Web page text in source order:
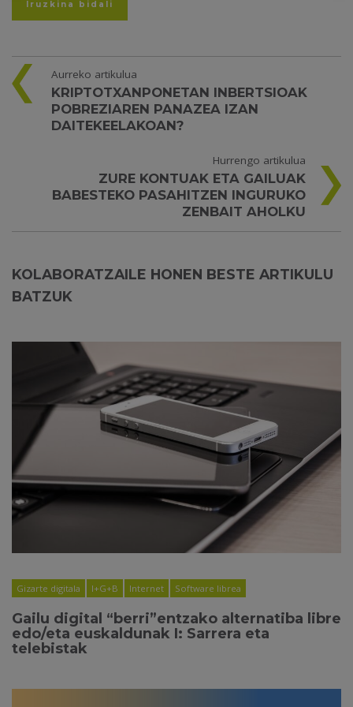
Aurreko artikulua
KRIPTOTXANPONETAN INBERTSIOAK
POBREZIAREN PANAZEA IZAN
DAITEKEELAKOAN?
Hurrengo artikulua
ZURE KONTUAK ETA GAILUAK
BABESTEKO PASAHITZEN INGURUKO
ZENBAIT AHOLKU
KOLABORATZAILE HONEN BESTE ARTIKULU
BATZUK
Gizarte digitala I+G+B Internet Software librea
Gailu digital “berri”entzako alternatiba libre
edo/eta euskaldunak I: Sarrera eta
telebistak